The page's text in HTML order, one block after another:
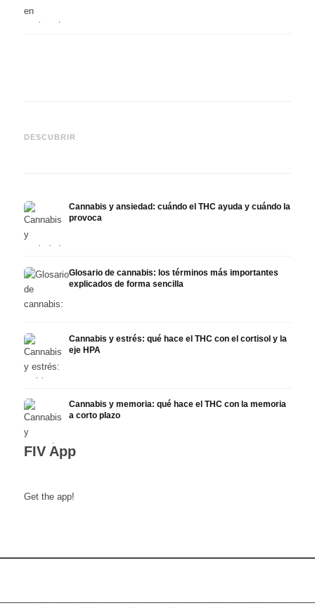
DESCUBRIR
Epidiolex y el estado actual
Cannabis y ansiedad: cuándo el THC ayuda y cuándo la
provoca
Glosario de cannabis: los términos más importantes
explicados de forma sencilla
Cannabis y estrés: qué hace el THC con el cortisol y la
eje HPA
Cannabis y memoria: qué hace el THC con la memoria
a corto plazo
FIV App
Get the app!